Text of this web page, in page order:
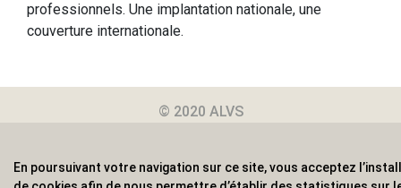
professionnels. Une implantation nationale, une
couverture internationale.
© 2020 ALVS
En poursuivant votre navigation sur ce site, vous acceptez